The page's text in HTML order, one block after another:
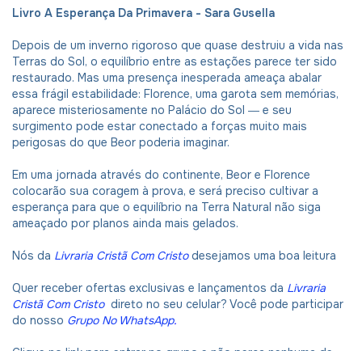
Livro A Esperança Da Primavera - Sara Gusella
Depois de um inverno rigoroso que quase destruiu a vida nas
Terras do Sol, o equilíbrio entre as estações parece ter sido
restaurado. Mas uma presença inesperada ameaça abalar
essa frágil estabilidade: Florence, uma garota sem memórias,
aparece misteriosamente no Palácio do Sol ― e seu
surgimento pode estar conectado a forças muito mais
perigosas do que Beor poderia imaginar.
Em uma jornada através do continente, Beor e Florence
colocarão sua coragem à prova, e será preciso cultivar a
esperança para que o equilíbrio na Terra Natural não siga
ameaçado por planos ainda mais gelados.
Nós da Livraria Cristã Com Cristo desejamos uma boa leitura
Quer receber ofertas exclusivas e lançamentos da Livraria
Cristã Com Cristo direto no seu celular? Você pode participar
do nosso Grupo No WhatsApp.